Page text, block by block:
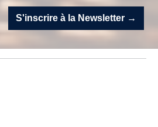
S'inscrire à la Newsletter →